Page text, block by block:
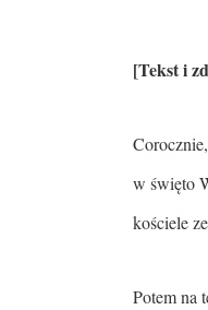
[Tekst i
w święto
kościele
Potem na